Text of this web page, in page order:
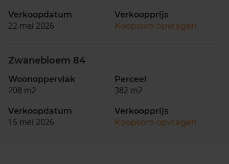
Verkoopdatum
22 mei 2026
Verkoopprijs
Koopsom opvragen
Zwanebloem 84
Woonoppervlak
208 m2
Perceel
382 m2
Verkoopdatum
15 mei 2026
Verkoopprijs
Koopsom opvragen